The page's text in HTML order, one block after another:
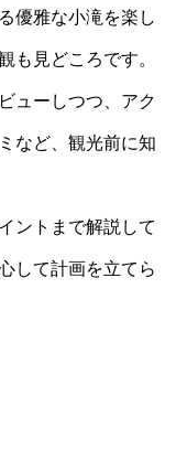
優雅な小滝を楽し
も見どころです。
ューしつつ、アク
など、観光前に知
ントまで解説して
して計画を立てら